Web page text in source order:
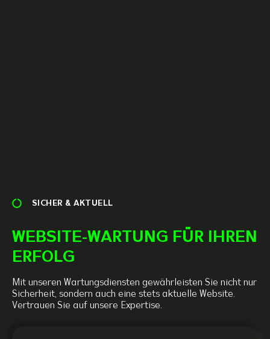
SICHER & AKTUELL
WEBSITE-WARTUNG FÜR IHREN
ERFOLG
Mit unseren Wartungsdiensten gewährleisten Sie nicht nur
Sicherheit, sondern auch eine stets aktuelle Website.
Vertrauen Sie auf unsere Expertise.